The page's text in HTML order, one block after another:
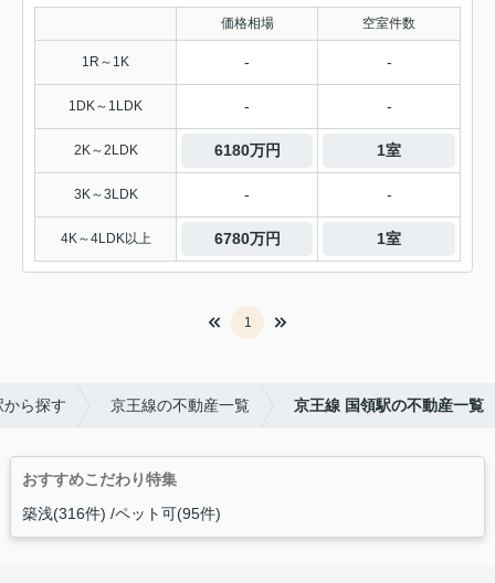
価格相場 空室件数
1R～1K - -
1DK～1LDK - -
2K～2LDK 6180万円 1室
3K～3LDK - -
4K～4LDK以上 6780万円 1室
1
ら探す 京王線の不動産一覧 京王線 国領駅の不動産一覧
おすすめこだわり特集
築浅(316件) ペット可(95件)